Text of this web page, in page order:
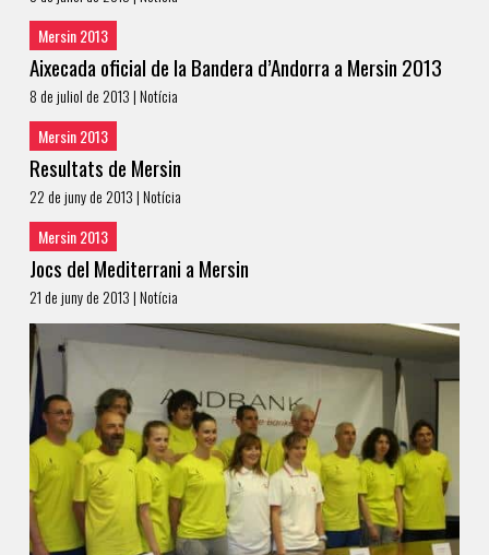
Mersin 2013
Aixecada oficial de la Bandera d’Andorra a Mersin 2013
8 de juliol de 2013 | Notícia
Mersin 2013
Resultats de Mersin
22 de juny de 2013 | Notícia
Mersin 2013
Jocs del Mediterrani a Mersin
21 de juny de 2013 | Notícia